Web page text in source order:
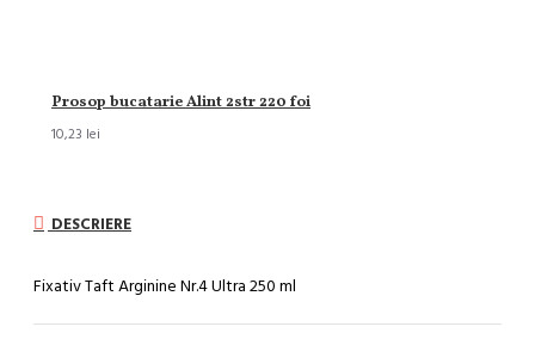
Prosop bucatarie Alint 2str 220 foi
10,23 lei
DESCRIERE
Fixativ Taft Arginine Nr.4 Ultra 250 ml